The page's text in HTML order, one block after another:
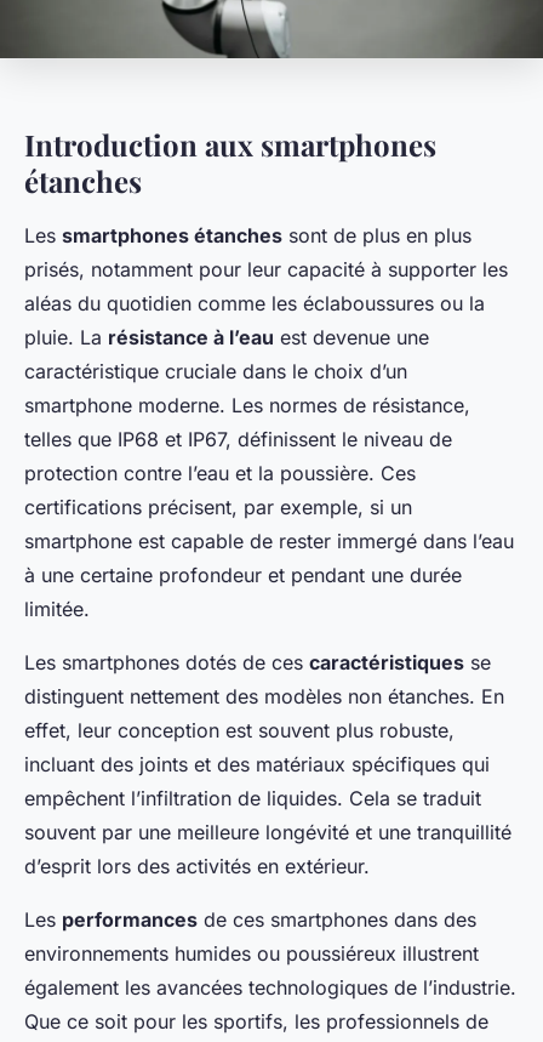
Introduction aux smartphones
étanches
Les smartphones étanches sont de plus en plus
prisés, notamment pour leur capacité à supporter les
aléas du quotidien comme les éclaboussures ou la
pluie. La résistance à l’eau est devenue une
caractéristique cruciale dans le choix d’un
smartphone moderne. Les normes de résistance,
telles que IP68 et IP67, définissent le niveau de
protection contre l’eau et la poussière. Ces
certifications précisent, par exemple, si un
smartphone est capable de rester immergé dans l’eau
à une certaine profondeur et pendant une durée
limitée.
Les smartphones dotés de ces caractéristiques se
distinguent nettement des modèles non étanches. En
effet, leur conception est souvent plus robuste,
incluant des joints et des matériaux spécifiques qui
empêchent l’infiltration de liquides. Cela se traduit
souvent par une meilleure longévité et une tranquillité
d’esprit lors des activités en extérieur.
Les performances de ces smartphones dans des
environnements humides ou poussiéreux illustrent
également les avancées technologiques de l’industrie.
Que ce soit pour les sportifs, les professionnels de